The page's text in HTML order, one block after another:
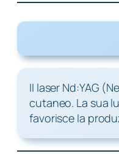
Il laser Nd:YAG
cutaneo. La sua
favorisce la